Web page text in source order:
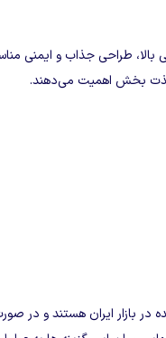
بالا، طراحی جذاب و ایمنی
لذت‌ بخش اهمیت می‌دهند.
ایران هستند و در